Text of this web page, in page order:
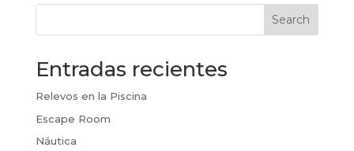
Search
Entradas recientes
Relevos en la Piscina
Escape Room
Náutica